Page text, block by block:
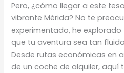
Pero, ¿cómo llegar a este
vibrante Mérida? No te
experimentado, he
que tu aventura sea tan
Desde rutas económicas en
de un coche de alquiler, aquí